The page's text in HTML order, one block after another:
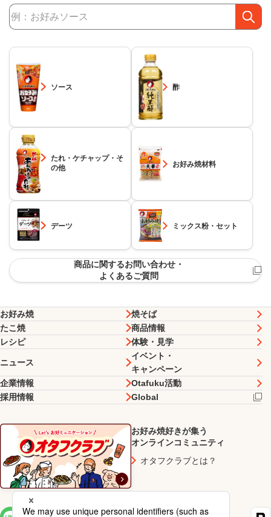
ソース 酢
たれ・ケチャップ・そ
の他
お好み焼材料
デーツ ミックス粉・セット
商品に関するお問い合わせ・
よくあるご質問
お好み焼
焼そば
たこ焼
商品情報
レシピ
体験・見学
ニュース
イベント・
キャンペーン
企業情報
Otafuku活動
採用情報
Global
お好み焼好きが集う
オンラインコミュニティ
オタフクラブとは？